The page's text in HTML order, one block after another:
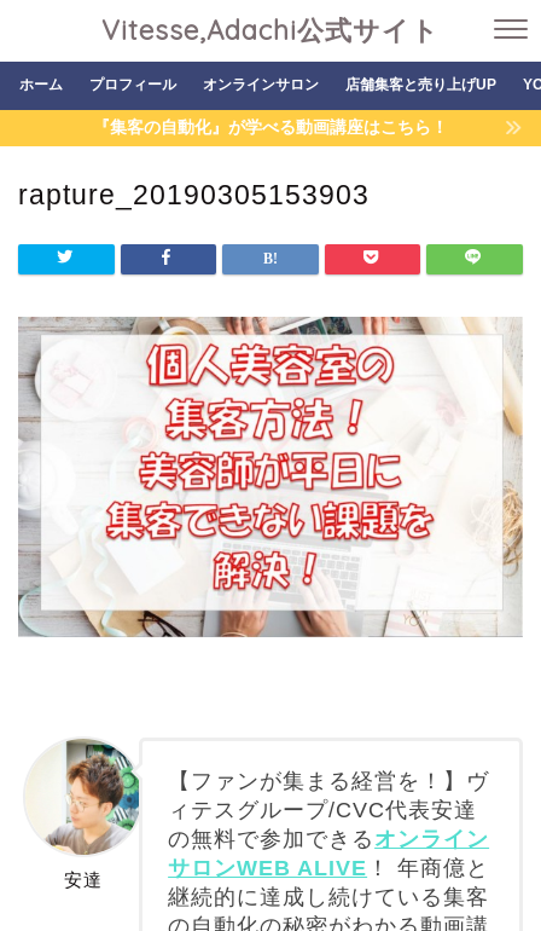
Vitesse,Adachi公式サイト
ホーム プロフィール オンラインサロン 店舗集客と売り上げUP
『集客の自動化』が学べる動画講座はこちら！
rapture_20190305153903
安達
【ファンが集まる経営を！】ヴ
ィテスグループ/CVC代表安達
の無料で参加できる オンライン
サロンWEB ALIVE ！ 年商億と
継続的に達成し続けている集客
の自動化の秘密がわかる動画講